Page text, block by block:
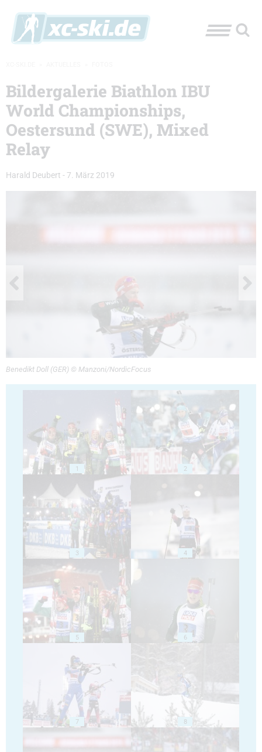
Bildergalerie Biathlon IBU
World Championships,
Oestersund (SWE), Mixed
Relay
Harald Deubert - 7. März 2019
Benedikt Doll (GER) © Manzoni/NordicFocus
1 2
3 4
5 6
7 8